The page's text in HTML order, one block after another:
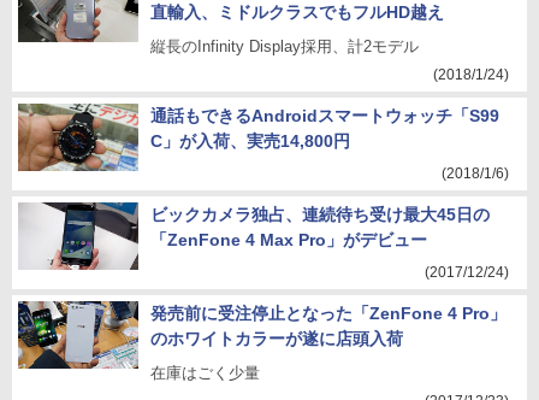
直輸入、ミドルクラスでもフルHD越え
縦長のInfinity Display採用、計2モデル
(2018/1/24)
通話もできるAndroidスマートウォッチ「S99
C」が入荷、実売14,800円
(2018/1/6)
ビックカメラ独占、連続待ち受け最大45日の
「ZenFone 4 Max Pro」がデビュー
(2017/12/24)
発売前に受注停止となった「ZenFone 4 Pro」
のホワイトカラーが遂に店頭入荷
在庫はごく少量